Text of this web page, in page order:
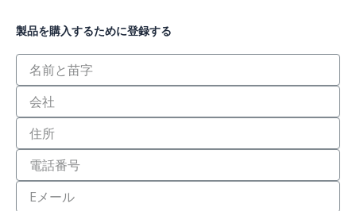
製品を購入するために登録する
họ
tên
Công
Địa
Số
điện
thoại
Email